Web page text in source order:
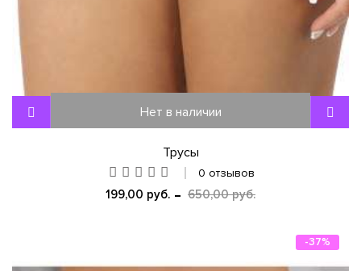
Нет в наличии
Трусы
0 отзывов
199,00 руб. 650,00 руб.
-37%